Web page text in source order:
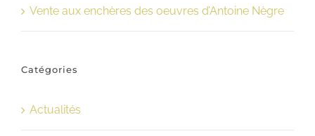
Vente aux enchères des oeuvres d’Antoine Nègre
Catégories
Actualités